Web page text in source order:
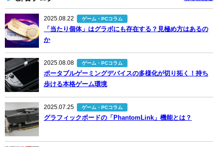
2025.08.22 ゲーム・PCコラム
「当たり個体」はグラボにも存在する？見極め方はあるの
か
2025.08.08 ゲーム・PCコラム
ポータブルゲーミングデバイスの多様化が切り拓く！持ち
歩ける本格ゲーム環境
2025.07.25 ゲーム・PCコラム
グラフィックボードの「PhantomLink」機能とは？